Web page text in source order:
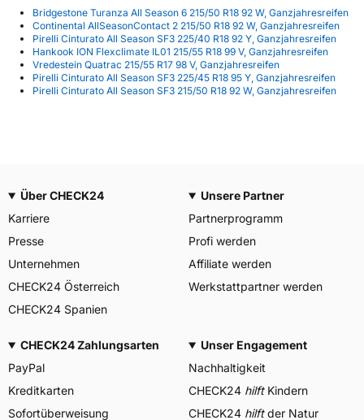
Bridgestone Turanza All Season 6 215/50 R18 92 W, Ganzjahresreifen
Continental AllSeasonContact 2 215/50 R18 92 W, Ganzjahresreifen
Pirelli Cinturato All Season SF3 225/40 R18 92 Y, Ganzjahresreifen
Hankook ION Flexclimate IL01 215/55 R18 99 V, Ganzjahresreifen
Vredestein Quatrac 215/55 R17 98 V, Ganzjahresreifen
Pirelli Cinturato All Season SF3 225/45 R18 95 Y, Ganzjahresreifen
Pirelli Cinturato All Season SF3 215/50 R18 92 W, Ganzjahresreifen
Über CHECK24
Karriere
Presse
Unternehmen
CHECK24 Österreich
CHECK24 Spanien
Unsere Partner
Partnerprogramm
Profi werden
Affiliate werden
Werkstattpartner werden
CHECK24 Zahlungsarten
PayPal
Kreditkarten
Sofortüberweisung
Unser Engagement
Nachhaltigkeit
CHECK24 hilftKindern
CHECK24 hilftder Natur